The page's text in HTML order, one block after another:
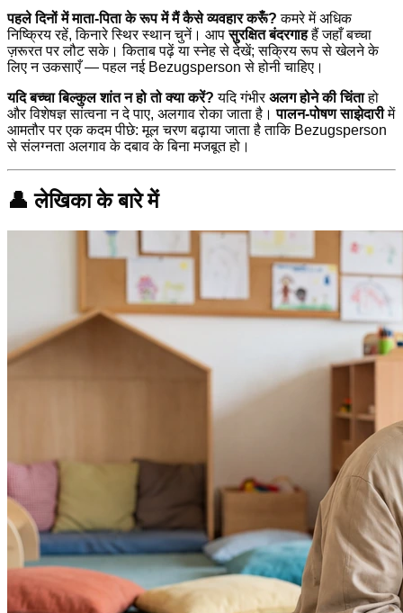
पहले दिनों में माता-पिता के रूप में मैं कैसे व्यवहार करूँ? कमरे में अधिक
निष्क्रिय रहें, किनारे स्थिर स्थान चुनें। आपसुरक्षित बंदरगाहहैं जहाँ बच्चा
ज़रूरत पर लौट सके। किताब पढ़ें या स्नेह से देखें; सक्रिय रूप से खेलने के
लिए न उकसाएँ — पहल नई Bezugsperson से होनी चाहिए।
यदि बच्चा बिल्कुल शांत न हो तो क्या करें? यदि गंभीरअलग होने की चिंताहो
और विशेषज्ञ सांत्वना न दे पाए, अलगाव रोका जाता है।पालन-पोषण साझेदारीमें
आमतौर पर एक कदम पीछे: मूल चरण बढ़ाया जाता है ताकि Bezugsperson
से संलग्नता अलगाव के दबाव के बिना मजबूत हो।
👤 लेखिका के बारे में